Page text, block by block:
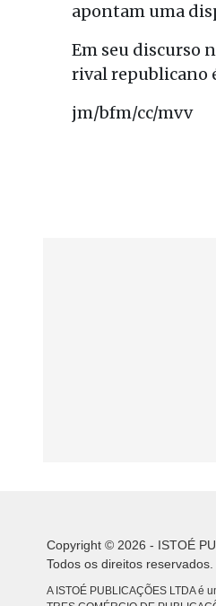
apontam uma
Em seu discurso
rival republicano
jm/bfm/cc/mvv
Copyright © 2026 - ISTOÉ
Todos os direitos reservados.
A ISTOÉ PUBLICAÇÕES LTDA é